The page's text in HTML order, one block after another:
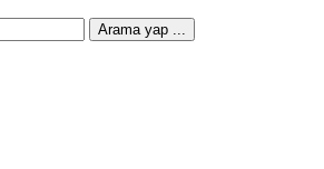
Arama yap ...